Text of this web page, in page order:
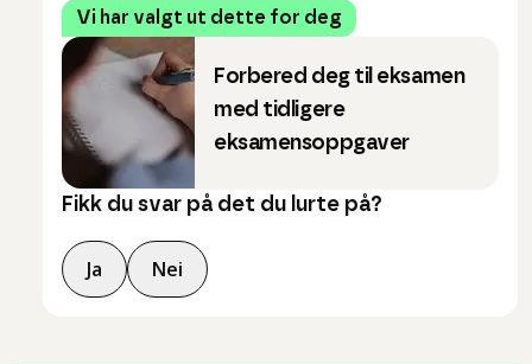
Vi har valgt ut dette for deg
Forbered deg til eksamen
med tidligere
eksamensoppgaver
Fikk du svar på det du lurte på?
Ja Nei